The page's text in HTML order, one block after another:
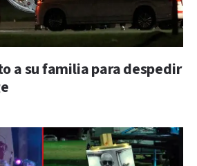
a su familia para despedir